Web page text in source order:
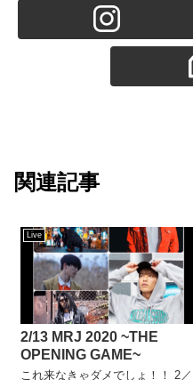
関連記事
Live
2/13 MRJ 2020 ~THE
OPENING GAME~
これ来なきゃダメでしょ！！ 2／